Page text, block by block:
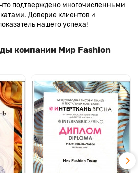
подтверждено многочисленными
Доверие клиентов и
нашего успеха!
компании Мир Fashion